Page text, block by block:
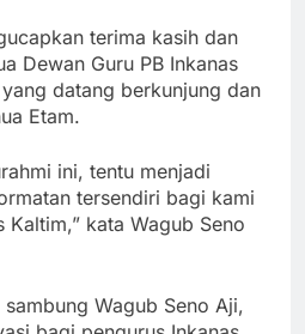
terima kasih dan
Dewan Guru PB Inkanas
datang berkunjung dan
Etam.
ini, tentu menjadi
tersendiri bagi kami
Kaltim,” kata Wagub Seno
Wagub Seno Aji,